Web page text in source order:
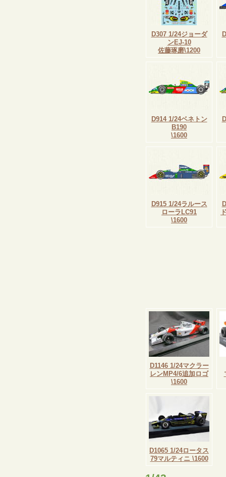
D307 1/24ジョーダ
ンEJ-10
佐藤琢磨\1200
D914 1/24ベネトン
B190
\1600
D915 1/24ラルース
ローラLC91
\1600
D1146 1/24マクラー
レンMP4/6追加ロゴ
\1600
D1065 1/24ロータス
79マルティニ \1600